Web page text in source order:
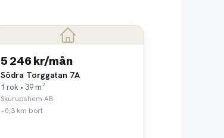
5 246 kr/mån
Södra Torggatan 7A
1 rok • 39 m²
Skurupshem AB
~0,3 km bort